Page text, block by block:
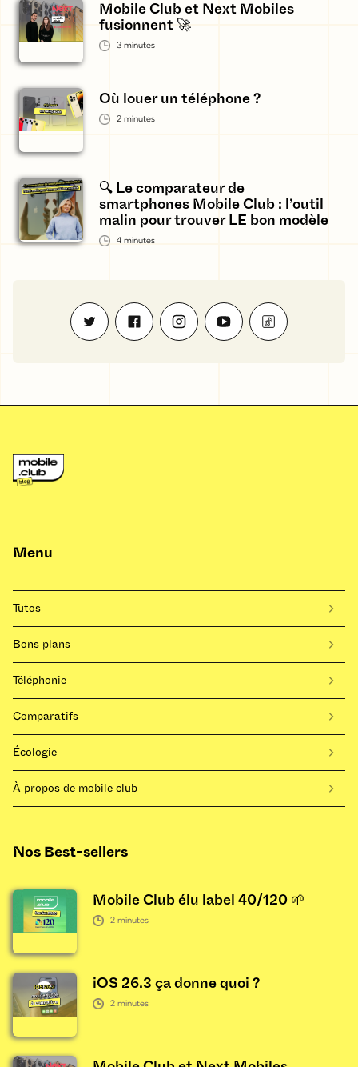
Mobile Club et Next Mobiles
fusionnent 🚀
3 minutes
Où louer un téléphone ?
2 minutes
🔍 Le comparateur de
smartphones Mobile Club : l’outil
malin pour trouver LE bon modèle
4 minutes
Menu
Tutos
Bons plans
Téléphonie
Comparatifs
Écologie
À propos de mobile club
Nos Best-sellers
Mobile Club élu label 40/120 🌱
2 minutes
iOS 26.3 ça donne quoi ?
2 minutes